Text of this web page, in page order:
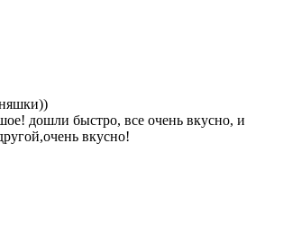
дошли быстро, все очень вкусно, и
вкусно!